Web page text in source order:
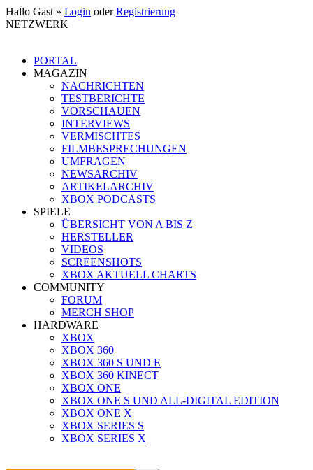
Hallo Gast » Login oderRegistrierung
NETZWERK
PORTAL
MAGAZIN
NACHRICHTEN
TESTBERICHTE
VORSCHAUEN
INTERVIEWS
VERMISCHTES
FILMBESPRECHUNGEN
UMFRAGEN
NEWSARCHIV
ARTIKELARCHIV
XBOX PODCASTS
SPIELE
ÜBERSICHT VON A BIS Z
HERSTELLER
VIDEOS
SCREENSHOTS
XBOX AKTUELL CHARTS
COMMUNITY
FORUM
MERCH SHOP
HARDWARE
XBOX
XBOX 360
XBOX 360 S UND E
XBOX 360 KINECT
XBOX ONE
XBOX ONE S UND ALL-DIGITAL EDITION
XBOX ONE X
XBOX SERIES S
XBOX SERIES X